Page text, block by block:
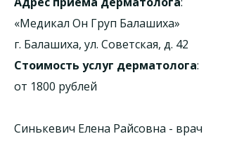
«Медикал Он Груп Балашиха»
г. Балашиха, ул. Советская, д. 42
Стоимость услуг дерматолога:
от 1800 рублей
Синькевич Елена Райсовна - врач